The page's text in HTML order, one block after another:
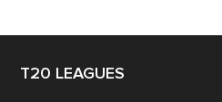
T20 LEAGUES